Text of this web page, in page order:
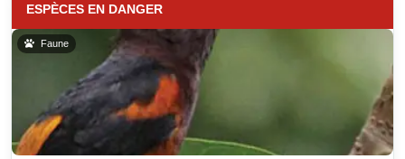
ESPÈCES EN DANGER
Faune